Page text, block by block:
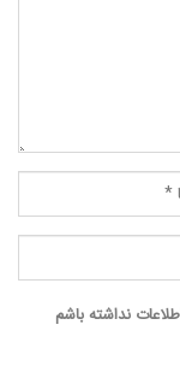
نداشته باشم